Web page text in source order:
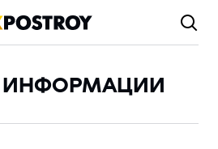
ИНФОРМАЦИИ